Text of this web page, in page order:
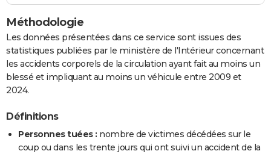
Méthodologie
Les données présentées dans ce service sont issues des
statistiques publiées par le ministère de l'Intérieur concernant
les accidents corporels de la circulation ayant fait au moins un
blessé et impliquant au moins un véhicule entre 2009 et
2024.
Définitions
Personnes tuées : nombre de victimes décédées sur le
coup ou dans les trente jours qui ont suivi un accident de la